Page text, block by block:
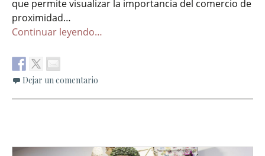
que permite visualizar la importancia del comercio de
proximidad…
Continuar leyendo…
Dejar un comentario